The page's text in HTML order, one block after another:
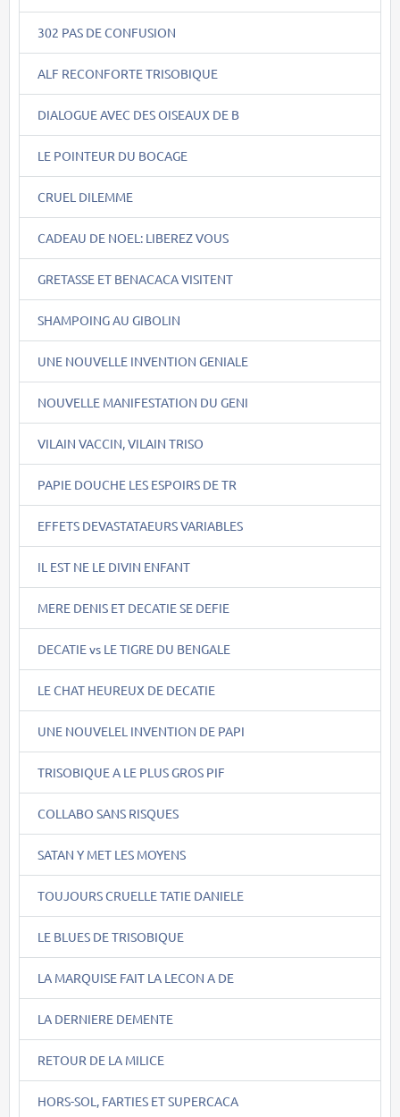
302 PAS DE CONFUSION
ALF RECONFORTE TRISOBIQUE
DIALOGUE AVEC DES OISEAUX DE B
LE POINTEUR DU BOCAGE
CRUEL DILEMME
CADEAU DE NOEL: LIBEREZ VOUS
GRETASSE ET BENACACA VISITENT
SHAMPOING AU GIBOLIN
UNE NOUVELLE INVENTION GENIALE
NOUVELLE MANIFESTATION DU GENI
VILAIN VACCIN, VILAIN TRISO
PAPIE DOUCHE LES ESPOIRS DE TR
EFFETS DEVASTATAEURS VARIABLES
IL EST NE LE DIVIN ENFANT
MERE DENIS ET DECATIE SE DEFIE
DECATIE vs LE TIGRE DU BENGALE
LE CHAT HEUREUX DE DECATIE
UNE NOUVELEL INVENTION DE PAPI
TRISOBIQUE A LE PLUS GROS PIF
COLLABO SANS RISQUES
SATAN Y MET LES MOYENS
TOUJOURS CRUELLE TATIE DANIELE
LE BLUES DE TRISOBIQUE
LA MARQUISE FAIT LA LECON A DE
LA DERNIERE DEMENTE
RETOUR DE LA MILICE
HORS-SOL, FARTIES ET SUPERCACA